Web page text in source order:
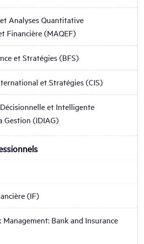
Analyses Quantitative
Financière (MAQEF)
et Stratégies (BFS)
et Stratégies (CIS)
et Intelligente
Gestion (IDIAG)
(IF)
Management: Bank and Insurance